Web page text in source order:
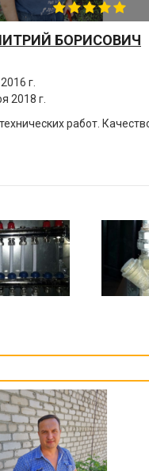
БОРИСОВИЧ
г.
2018 г.
работ.